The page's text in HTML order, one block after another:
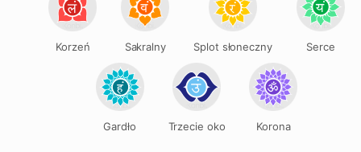
Korzeń Sakralny Splot słoneczny Serce
Gardło Trzecie oko Korona